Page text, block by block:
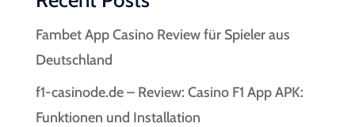
Fambet App Casino Review für Spieler aus
Deutschland
f1-casinode.de – Review: Casino F1 App APK:
Funktionen und Installation